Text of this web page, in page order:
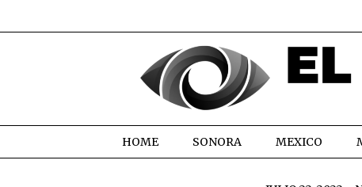
HOME SONORA MEXICO